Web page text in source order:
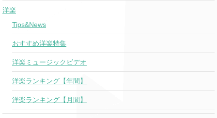
洋楽
Tips&News
おすすめ洋楽特集
洋楽ミュージックビデオ
洋楽ランキング【年間】
洋楽ランキング【月間】